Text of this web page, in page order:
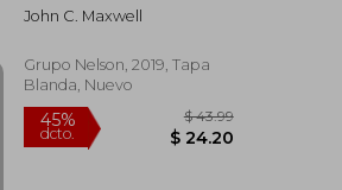
John C. Maxwell
Grupo Nelson, 2019, Tapa
Blanda, Nuevo